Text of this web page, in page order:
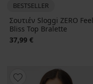
BESTSELLER
Σουτιέν Sloggi ZERO Feel
Bliss Top Bralette
37,99 €